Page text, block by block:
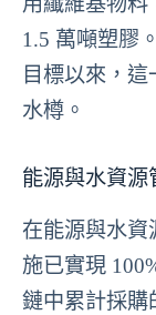
1.5 萬噸塑膠
目標以來，
水樽。
能源與水資源
在能源與水資
施已實現
鏈中累計採購